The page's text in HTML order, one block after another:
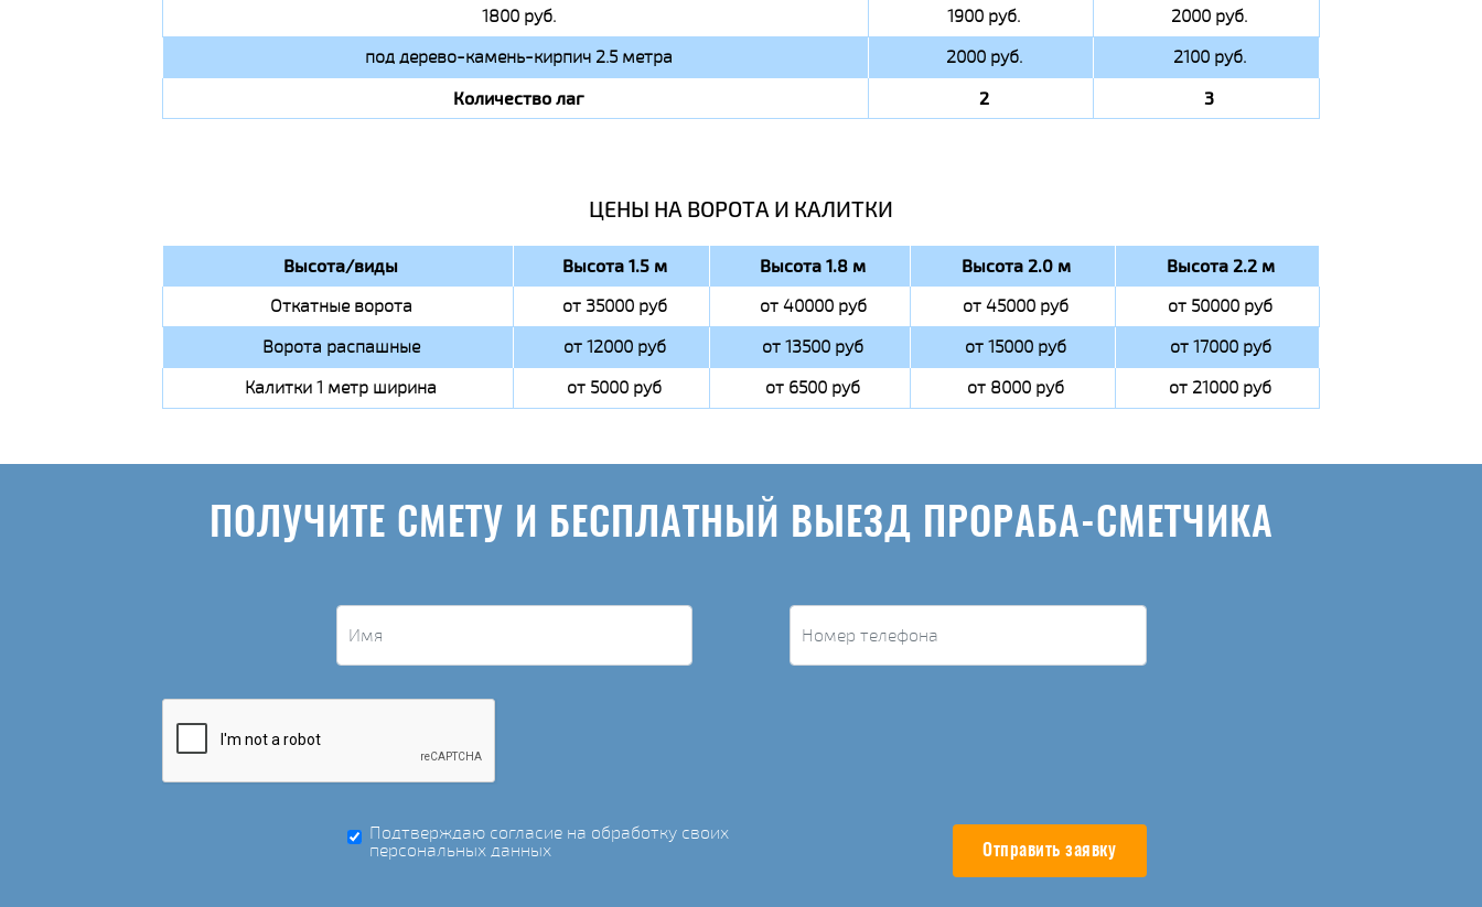
1800 руб.
1900 руб.
2000 руб.
под дерево-камень-кирпич 2.5 метра
2000 руб. 2100 руб.
Количество лаг 2 3
ЦЕНЫ НА ВОРОТА И КАЛИТКИ
Высота/виды Высота 1.5 м Высота 1.8 м Высота 2.0 м Высота 2.2 м
Откатные ворота от 35000 руб от 40000 руб от 45000 руб
от 50000 руб
Ворота распашные
от 12000 руб от 13500 руб от 15000 руб
от 17000 руб
Калитки 1 метр ширина
от 5000 руб от 6500 руб от 8000 руб от 21000 руб
ПОЛУЧИТЕ СМЕТУ И БЕСПЛАТНЫЙ ВЫЕЗД ПРОРАБА-СМЕТЧИКА
Подтверждаю согласие на обработку своих
персональных данных Отправить заявку